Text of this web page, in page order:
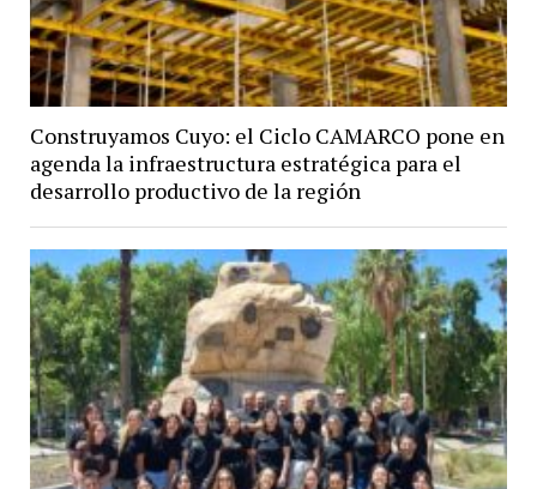
Construyamos Cuyo: el Ciclo CAMARCO pone en
agenda la infraestructura estratégica para el
desarrollo productivo de la región